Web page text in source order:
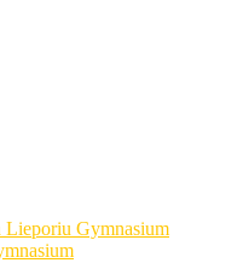
Lieporiu Gymnasium